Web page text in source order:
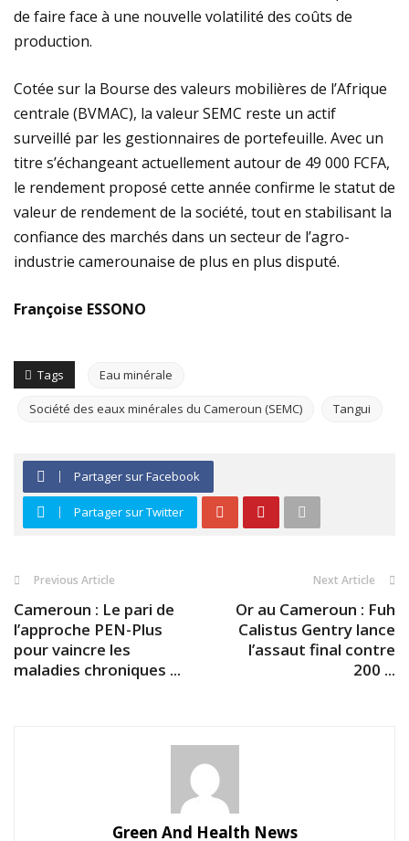
de faire face à une nouvelle volatilité des coûts de
production.
​​Cotée sur la Bourse des valeurs mobilières de l’Afrique
centrale (BVMAC), la valeur SEMC reste un actif
surveillé par les gestionnaires de portefeuille. Avec un
titre s’échangeant actuellement autour de 49 000 FCFA,
le rendement proposé cette année confirme le statut de
valeur de rendement de la société, tout en stabilisant la
confiance des marchés dans un secteur de l’agro-
industrie camerounaise de plus en plus disputé.
Françoise ESSONO
Tags Eau minérale
Société des eaux minérales du Cameroun (SEMC) Tangui
Partager sur Facebook
Partager sur Twitter
Previous Article
Cameroun : Le pari de
l’approche PEN-Plus
pour vaincre les
maladies chroniques ...
Next Article
Or au Cameroun : Fuh
Calistus Gentry lance
l’assaut final contre
200 ...
Green And Health News